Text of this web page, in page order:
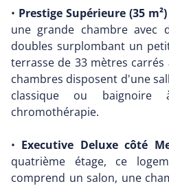
• Prestige Supérieure (35 m²)
une grande chambre avec
doubles surplombant un
terrasse de 33 mètres carrés
chambres disposent d'une
classique ou
chromothérapie.
• Executive Deluxe côté
quatrième étage, ce
comprend un salon, une